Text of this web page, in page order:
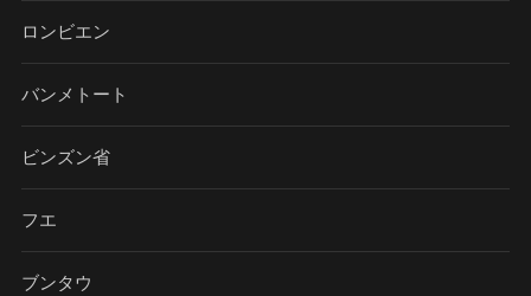
ロンビエン
バンメトート
ビンズン省
フエ
ブンタウ